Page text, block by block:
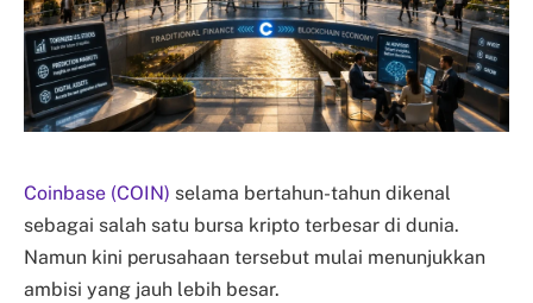
Coinbase (COIN) selama bertahun-tahun dikenal
sebagai salah satu bursa kripto terbesar di dunia.
Namun kini perusahaan tersebut mulai menunjukkan
ambisi yang jauh lebih besar.